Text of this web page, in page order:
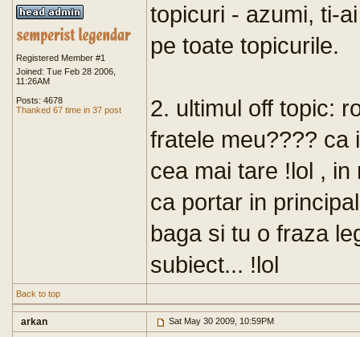
Registered Member #1
Joined: Tue Feb 28 2006,
11:26AM
Posts: 4678
Thanked 67 time in 37 post
topicuri - azumi, ti-
pe toate topicurile.
2. ultimul off topic:
fratele meu???? ca
cea mai tare !lol ,
ca portar in
baga si tu o fraza
subiect... !lol
Back to top
arkan Sat May 30 2009, 10:59PM